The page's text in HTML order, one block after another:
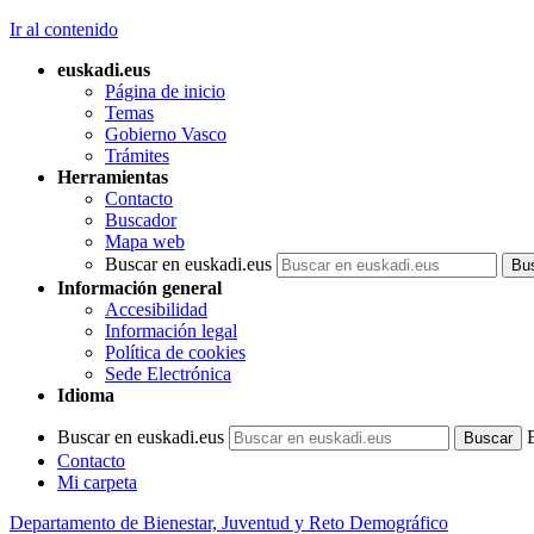
Ir al contenido
euskadi.eus
Página de inicio
Temas
Gobierno Vasco
Trámites
Herramientas
Contacto
Buscador
Mapa web
Buscar en euskadi.eus
Información general
Accesibilidad
Información legal
Política de cookies
Sede Electrónica
Idioma
Buscar en euskadi.eus
Contacto
Mi carpeta
Departamento de Bienestar, Juventud y Reto Demográfico